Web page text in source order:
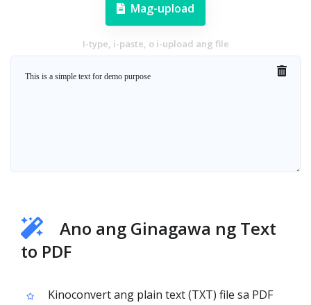
Mag-upload
I-type, i-paste, o i-upload ang file
Ano ang Ginagawa ng Text
to PDF
Kinoconvert ang plain text (TXT) file sa PDF